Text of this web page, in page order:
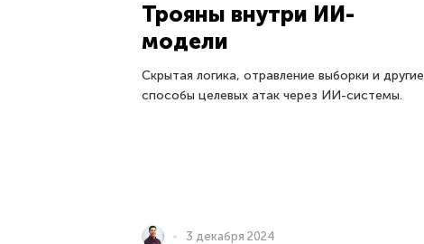
Трояны внутри ИИ-
модели
Скрытая логика, отравление выборки и другие
способы целевых атак через ИИ-системы.
3 декабря 2024